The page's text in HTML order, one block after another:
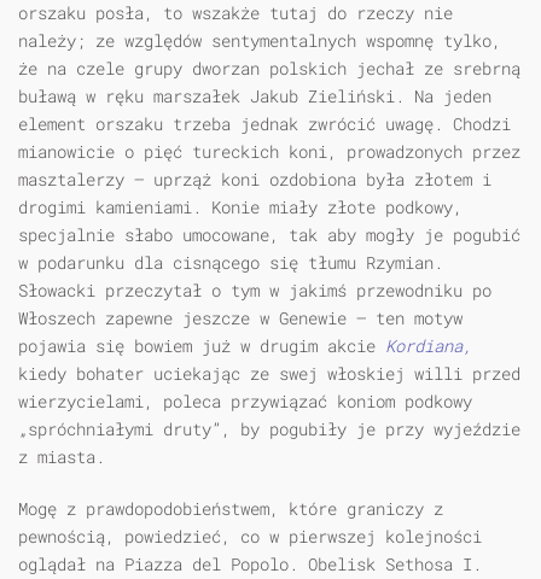
orszaku posła, to wszakże tutaj do rzeczy nie
należy; ze względów sentymentalnych wspomnę tylko,
że na czele grupy dworzan polskich jechał ze srebrną
buławą w ręku marszałek Jakub Zieliński. Na jeden
element orszaku trzeba jednak zwrócić uwagę. Chodzi
mianowicie o pięć tureckich koni, prowadzonych przez
masztalerzy — uprząż koni ozdobiona była złotem i
drogimi kamieniami. Konie miały złote podkowy,
specjalnie słabo umocowane, tak aby mogły je pogubić
w podarunku dla cisnącego się tłumu Rzymian.
Słowacki przeczytał o tym w jakimś przewodniku po
Włoszech zapewne jeszcze w Genewie — ten motyw
pojawia się bowiem już w drugim akcie Kordiana,
kiedy bohater uciekając ze swej włoskiej willi przed
wierzycielami, poleca przywiązać koniom podkowy
„spróchniałymi druty”, by pogubiły je przy wyjeździe
z miasta.
Mogę z prawdopodobieństwem, które graniczy z
pewnością, powiedzieć, co w pierwszej kolejności
oglądał na Piazza del Popolo. Obelisk Sethosa I.